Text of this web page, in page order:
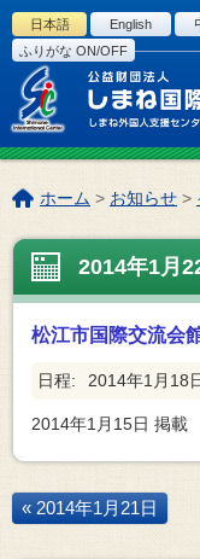
このページの本文へ
日本語 English
ふりがな ON/OFF
こ
の
ペ
ジ
ホーム> お知らせ>
2014年1月
松江市国際交流会
日程: 2014年1月18
2014年1月15日 掲載
« 2014年1月21日